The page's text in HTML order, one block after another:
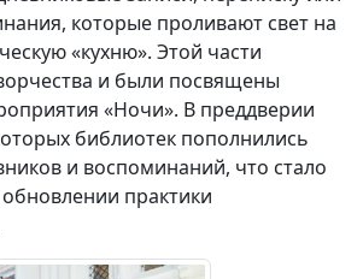
которые проливают свет на
«кухню». Этой части
и были посвящены
«Ночи». В преддверии
библиотек пополнились
и воспоминаний, что стало
практики